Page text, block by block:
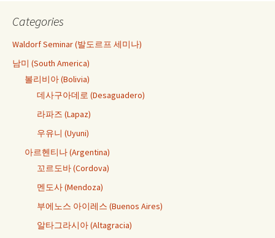
Categories
Waldorf Seminar (발도르프 세미나)
남미 (South America)
볼리비아 (Bolivia)
데사구아데로 (Desaguadero)
라파즈 (Lapaz)
우유니 (Uyuni)
아르헨티나 (Argentina)
꼬르도바 (Cordova)
멘도사 (Mendoza)
부에노스 아이레스 (Buenos Aires)
알타그라시아 (Altagracia)